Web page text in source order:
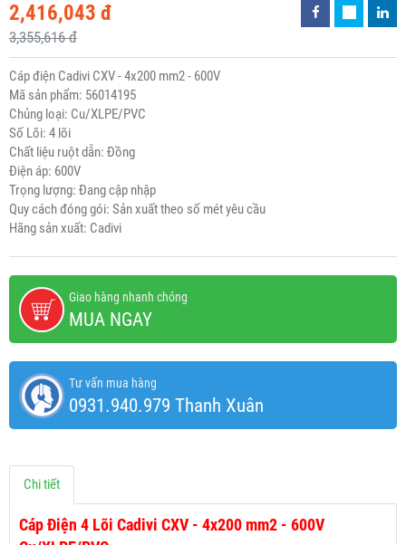
2,416,043 đ
3,355,616 đ
Cáp điện Cadivi CXV - 4x200 mm2 - 600V
Mã sản phẩm: 56014195
Chủng loại: Cu/XLPE/PVC
Số Lõi: 4 lõi
Chất liệu ruột dẫn: Đồng
Điện áp: 600V
Trọng lượng: Đang cập nhập
Quy cách đóng gói: Sản xuất theo số mét yêu cầu
Hãng sản xuất: Cadivi
Giao hàng nhanh chóng
MUA NGAY
Tư vấn mua hàng
0931.940.979 Thanh Xuân
Chi tiết
Cáp Điện 4 Lõi Cadivi CXV - 4x200 mm2 - 600V